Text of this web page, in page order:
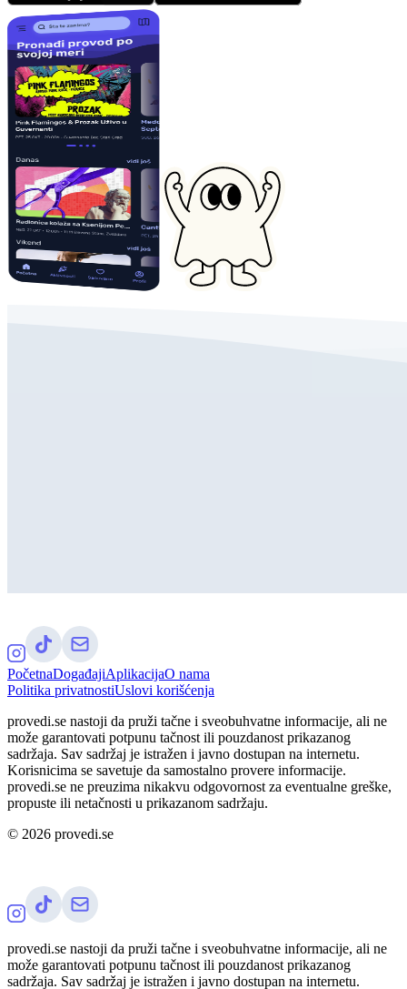
PočetnaDogađajiAplikacijaO nama
Politika privatnostiUslovi korišćenja
provedi.se nastoji da pruži tačne i sveobuhvatne informacije, ali ne
može garantovati potpunu tačnost ili pouzdanost prikazanog
sadržaja. Sav sadržaj je istražen i javno dostupan na internetu.
Korisnicima se savetuje da samostalno provere informacije.
provedi.se ne preuzima nikakvu odgovornost za eventualne greške,
propuste ili netačnosti u prikazanom sadržaju.
© 2026 provedi.se
provedi.se nastoji da pruži tačne i sveobuhvatne informacije, ali ne
može garantovati potpunu tačnost ili pouzdanost prikazanog
sadržaja. Sav sadržaj je istražen i javno dostupan na internetu.